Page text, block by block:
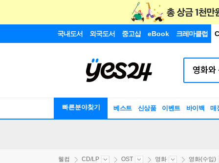
국내도서 외국도서 중고샵 eBook 크레마클럽
빠른분야찾기 베스트 신상품 이벤트 바이백 매
웰컴 CD/LP OST 영화 영화(수입)